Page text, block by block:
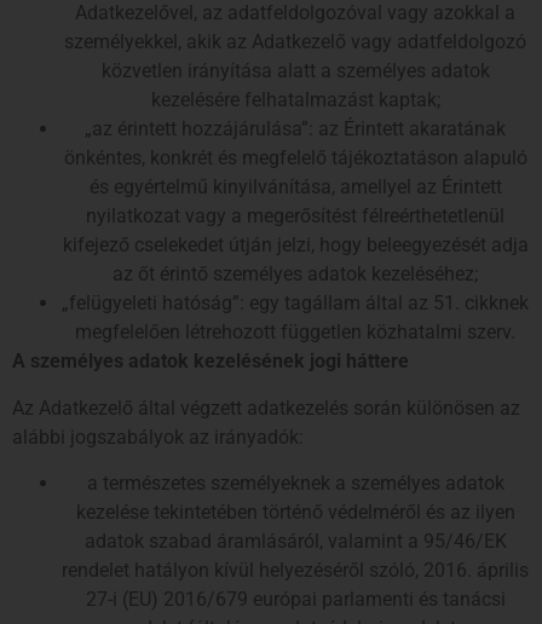
Adatkezelővel, az adatfeldolgozóval vagy azokkal a
személyekkel, akik az Adatkezelő vagy adatfeldolgozó
közvetlen irányítása alatt a személyes adatok
kezelésére felhatalmazást kaptak;
„az érintett hozzájárulása”: az Érintett akaratának
önkéntes, konkrét és megfelelő tájékoztatáson alapuló
és egyértelmű kinyilvánítása, amellyel az Érintett
nyilatkozat vagy a megerősítést félreérthetetlenül
kifejező cselekedet útján jelzi, hogy beleegyezését adja
az őt érintő személyes adatok kezeléséhez;
„felügyeleti hatóság”: egy tagállam által az 51. cikknek
megfelelően létrehozott független közhatalmi szerv.
A személyes adatok kezelésének jogi háttere
Az Adatkezelő által végzett adatkezelés során különösen az
alábbi jogszabályok az irányadók:
a természetes személyeknek a személyes adatok
kezelése tekintetében történő védelméről és az ilyen
adatok szabad áramlásáról, valamint a 95/46/EK
rendelet hatályon kívül helyezéséről szóló, 2016. április
27-i (EU) 2016/679 európai parlamenti és tanácsi